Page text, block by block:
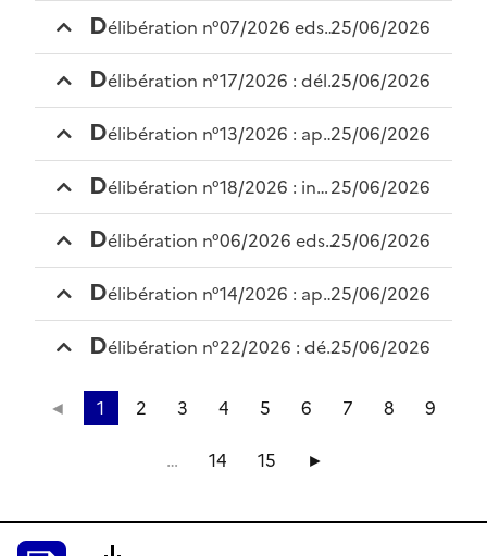
délibération n°07/2026 eds : délégations du comité syndical au président – budget annexe eds 25/06/2026
délibération n°17/2026 : délégations du comité syndical au président – budget principal 25/06/2026
délibération n°13/2026 : approbation du procès-verbal de la séance du 18 mai 2026 25/06/2026
délibération n°18/2026 : indemnités de fonction du président 25/06/2026
délibération n°06/2026 eds : approbation rapport d’activités 2025 petr 25/06/2026
délibération n°14/2026 : approbation rapport d’activités 2025 petr 25/06/2026
délibération n°22/2026 : décision modificative augmentation charges patronales élu et smacl25/06/2026
◄ 1 2 3 4 5 6 7 8
9
…
14 15 ►